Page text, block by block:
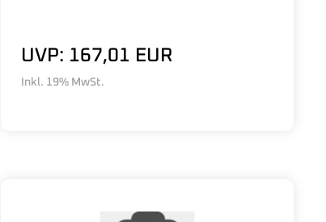
UVP: 167,01 EUR
Inkl. 19% MwSt.